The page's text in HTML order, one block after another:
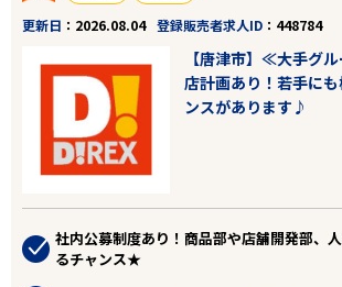
更新日
2026.08.04 登録販売者求人ID 448784
【唐津市】≪大手グ
店計画あり！若手に
ンスがあります♪
社内公募制度あり！商品部や店舗開発部、
るチャンス★